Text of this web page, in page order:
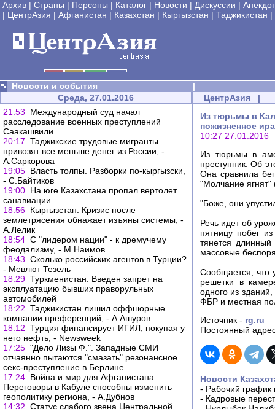
Архив | Страны | Персоны | Каталог | Новости | Дискуссии |
| ЦентрАзия | Афганистан | Казахстан | Кыргызстан | Таджикистан |
Новости и события
|
Среда, 27.01.2016
21:53
Международный суд начал
расследование военных преступлений
Саакашвили
20:17 Таджикские трудовые мигранты
привозят все меньше денег из России, -
А.Саркорова
19:05 Власть толпы. Разборки по-кыргызски,
- С.Байтиков
19:00 На юге Казахстана пропал вертолет
санавиации
18:56 Кыргызстан: Кризис после
землетрясения обнажает изъяны системы, -
А.Лелик
18:54 С "лидером нации" - к дремучему
феодализму, - М.Наимов
18:43 Сколько российских агентов в Турции?
- Мевлют Тезель
18:29 Туркменистан. Введен запрет на
эксплуатацию бывших праворульных
автомобилей
18:22 Таджикистан лишил оффшорные
компании преференций, - А.Ашуров
18:12 Турция финансирует ИГИЛ, покупая у
него нефть, - Newsweek
17:25 "Дело Лизы Ф.". Западные СМИ
отчаянно пытаются "смазать" резонансное
секс-преступление в Берлине
17:24 Война и мир для Афганистана.
Переговоры в Кабуле способны изменить
геополитику региона, - А.Дубнов
14:32 Статус слабого звена Центральной
ЦентрАзия |
Из тюрьмы в
пожизненное
10:27 27.01.2016
Из тюрьмы в
преступник. Об
Она сравнила
"Молчание ягнят"
"Боже, они
Речь идет об
пятницу побег
тянется
массовые
Сообщается, что
решетки в
одного из
ФБР и местная
Источник - rg.ru
Постоянный
Новости
- Рабочий график
- Кадровые